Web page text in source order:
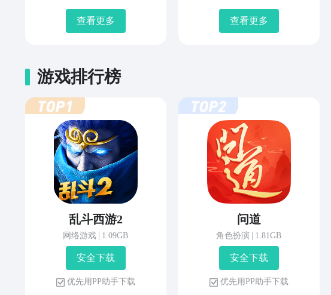
查看更多 查看更多
游戏排行榜
乱斗西游2
网络游戏 1.09GB
安 全 下 载
优 先 用 P P 助 手 下 载
问道
角色扮演 1.81GB
安 全 下 载
优 先 用 P P 助 手 下 载